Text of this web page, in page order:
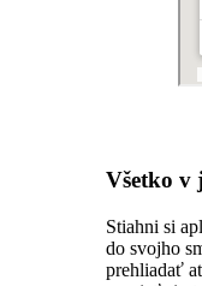
Všetko v
Stiahni si
do svojho
prehliadať